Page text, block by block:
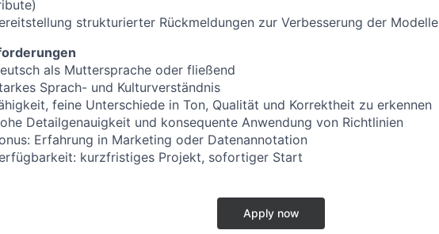
strukturierter Rückmeldungen zur Verbesserung der Modelle
als Muttersprache oder fließend
Sprach- und Kulturverständnis
feine Unterschiede in Ton, Qualität und Korrektheit zu erkennen
Detailgenauigkeit und konsequente Anwendung von Richtlinien
Erfahrung in Marketing oder Datenannotation
kurzfristiges Projekt, sofortiger Start
Apply now